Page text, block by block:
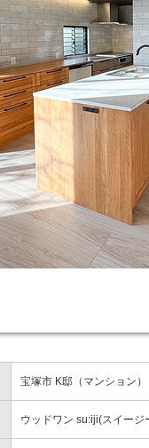
宝塚市 K邸（マンション）
ウッドワン su:iji(スイージ